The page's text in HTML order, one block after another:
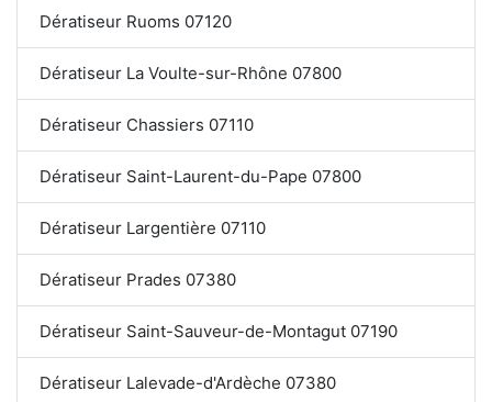
Dératiseur Ruoms 07120
Dératiseur La Voulte-sur-Rhône 07800
Dératiseur Chassiers 07110
Dératiseur Saint-Laurent-du-Pape 07800
Dératiseur Largentière 07110
Dératiseur Prades 07380
Dératiseur Saint-Sauveur-de-Montagut 07190
Dératiseur Lalevade-d'Ardèche 07380